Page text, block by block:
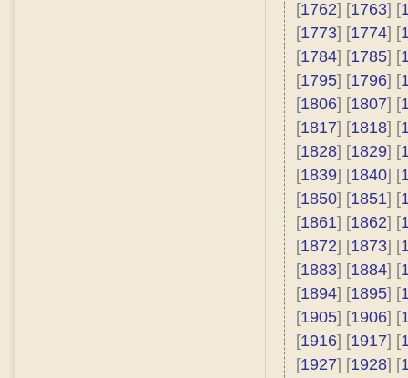
[1762] [1763] [
[1773] [1774] [
[1784] [1785] [
[1795] [1796] [
[1806] [1807] [
[1817] [1818] [
[1828] [1829] [
[1839] [1840] [
[1850] [1851] [
[1861] [1862] [
[1872] [1873] [
[1883] [1884] [
[1894] [1895] [
[1905] [1906] [
[1916] [1917] [
[1927] [1928] [